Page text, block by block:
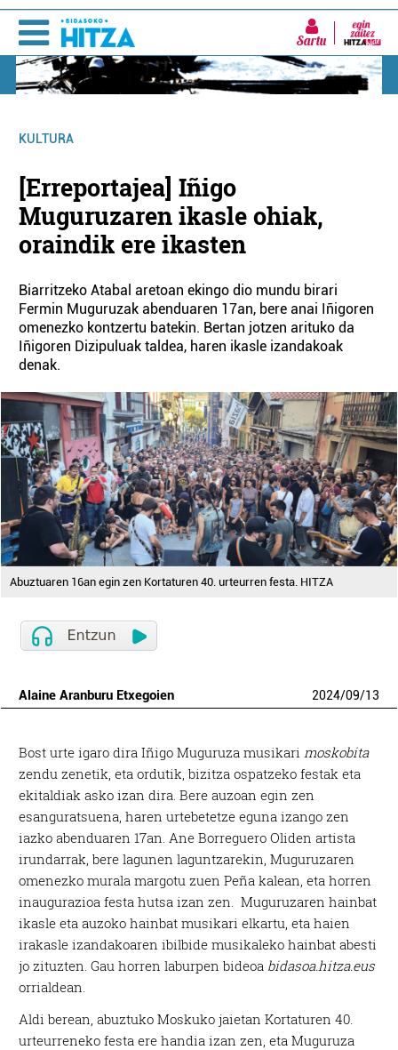
Sartu
KULTURA
[Erreportajea] Iñigo
Muguruzaren ikasle ohiak,
oraindik ere ikasten
Biarritzeko Atabal aretoan ekingo dio mundu birari
Fermin Muguruzak abenduaren 17an, bere anai Iñigoren
omenezko kontzertu batekin. Bertan jotzen arituko da
Iñigoren Dizipuluak taldea, haren ikasle izandakoak
denak.
Abuztuaren 16an egin zen Kortaturen 40. urteurren festa. HITZA
Alaine Aranburu Etxegoien 2024/09/13
Bost urte igaro dira Iñigo Muguruza musikari moskobita
zendu zenetik, eta ordutik, bizitza ospatzeko festak eta
ekitaldiak asko izan dira. Bere auzoan egin zen
esanguratsuena, haren urtebetetze eguna izango zen
iazko abenduaren 17an. Ane Borreguero Oliden artista
irundarrak, bere lagunen laguntzarekin, Muguruzaren
omenezko murala margotu zuen Peña kalean, eta horren
inaugurazioa festa hutsa izan zen. Muguruzaren hainbat
ikasle eta auzoko hainbat musikari elkartu, eta haien
irakasle izandakoaren ibilbide musikaleko hainbat abesti
jo zituzten. Gau horren laburpen bideoa bidasoa.hitza.eus
orrialdean.
Aldi berean, abuztuko Moskuko jaietan Kortaturen 40.
urteurreneko festa ere handia izan zen, eta Muguruza